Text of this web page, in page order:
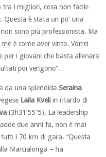
tra i migliori, cosa non facile
Questa è stata un po’ una
sono più professionista. Ma
è come aver vinto. Vorrei
per i giovani che basta allenarsi
poi vengono”.
da una splendidaSeraina
Laila Kveli in ritardo di
(3h31’55”5). La leadership
due anni fa, non è mai
i 70 km di gara. “Questa
Marcialonga – ha